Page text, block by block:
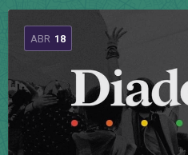
ABR 18